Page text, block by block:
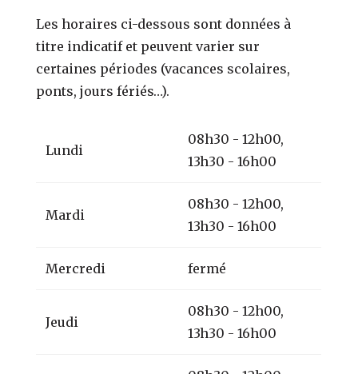
Les horaires ci-dessous sont données à
titre indicatif et peuvent varier sur
certaines périodes (vacances scolaires,
ponts, jours fériés…).
Lundi
08h30 - 12h00,
13h30 - 16h00
Mardi
08h30 - 12h00,
13h30 - 16h00
Mercredi fermé
Jeudi
08h30 - 12h00,
13h30 - 16h00